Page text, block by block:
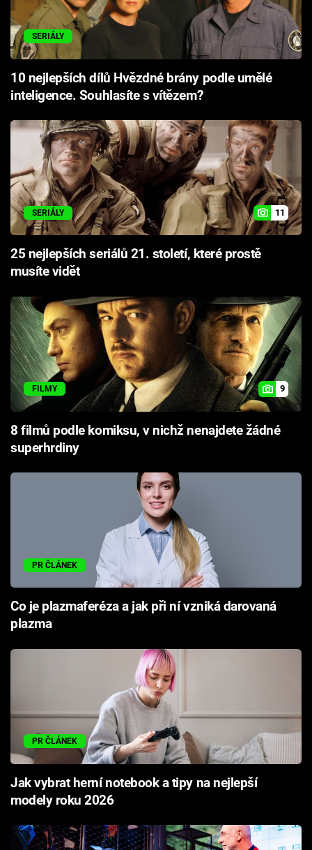
SERIÁLY
10 nejlepších dílů Hvězdné brány podle umělé
inteligence. Souhlasíte s vítězem?
SERIÁLY 11
25 nejlepších seriálů 21. století, které prostě
musíte vidět
FILMY 9
8 filmů podle komiksu, v nichž nenajdete žádné
superhrdiny
PR ČLÁNEK
Co je plazmaferéza a jak při ní vzniká darovaná
plazma
PR ČLÁNEK
Jak vybrat herní notebook a tipy na nejlepší
modely roku 2026